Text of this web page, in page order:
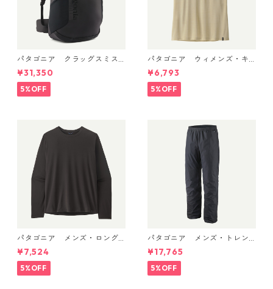
パタゴニア クラッグスミス
パック 45L ブラック 48066 P
atagonia Cragsmith Pack 日
本正規品
¥31,350
5%OFF
パタゴニア ウィメンズ・キ
ャプリーン・クール・ウルト
ラ・タンク Pumice - Dyno W
hite X-Dye 44740 日本正規
品
¥6,793
5%OFF
パタゴニア メンズ・ロング
スリーブ・キャプリーン・ク
ール・デイリー・シャツ Black
¥7,524
5%OFF
パタゴニア メンズ・トレン
トシェル 3L・レイン・パンツ
（ショート） (カラー Black)
Patagonia Men's Torrentshe
ll 3L Rain Pants - Short 日本
¥17,765
5%OFF